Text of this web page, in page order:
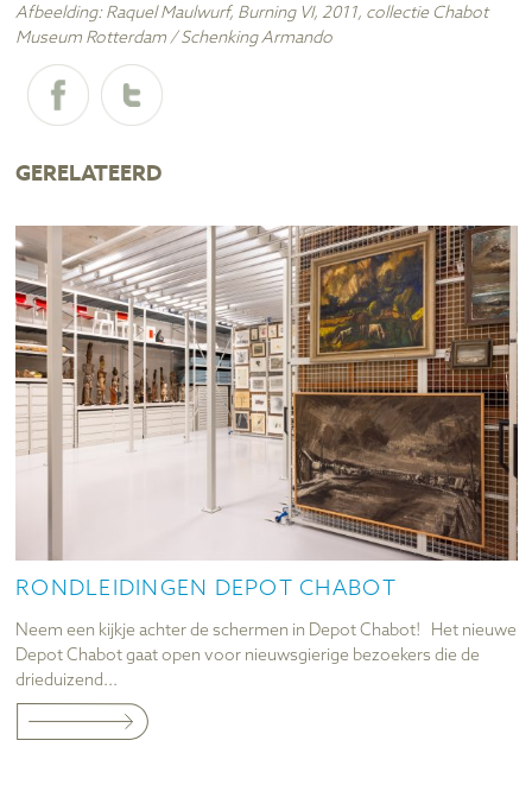
Afbeelding: Raquel Maulwurf, Burning VI, 2011, collectie Chabot
Museum Rotterdam / Schenking Armando
GERELATEERD
RONDLEIDINGEN DEPOT CHABOT
Neem een kijkje achter de schermen in Depot Chabot! Het nieuwe
Depot Chabot gaat open voor nieuwsgierige bezoekers die de
drieduizend...